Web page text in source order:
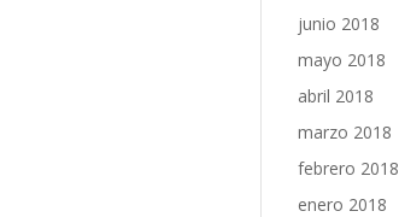
junio 2018
mayo 2018
abril 2018
marzo 2018
febrero 2018
enero 2018